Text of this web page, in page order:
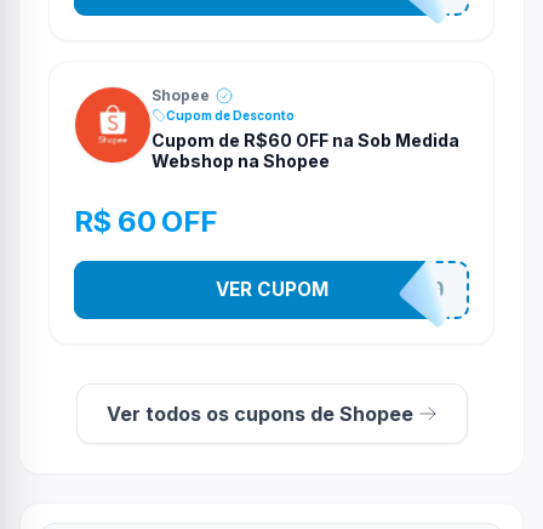
Shopee
Cupom de Desconto
Cupom de R$60 OFF na Sob Medida
Webshop na Shopee
R$ 60 OFF
SOBM60400
VER CUPOM
Ver todos os cupons de Shopee